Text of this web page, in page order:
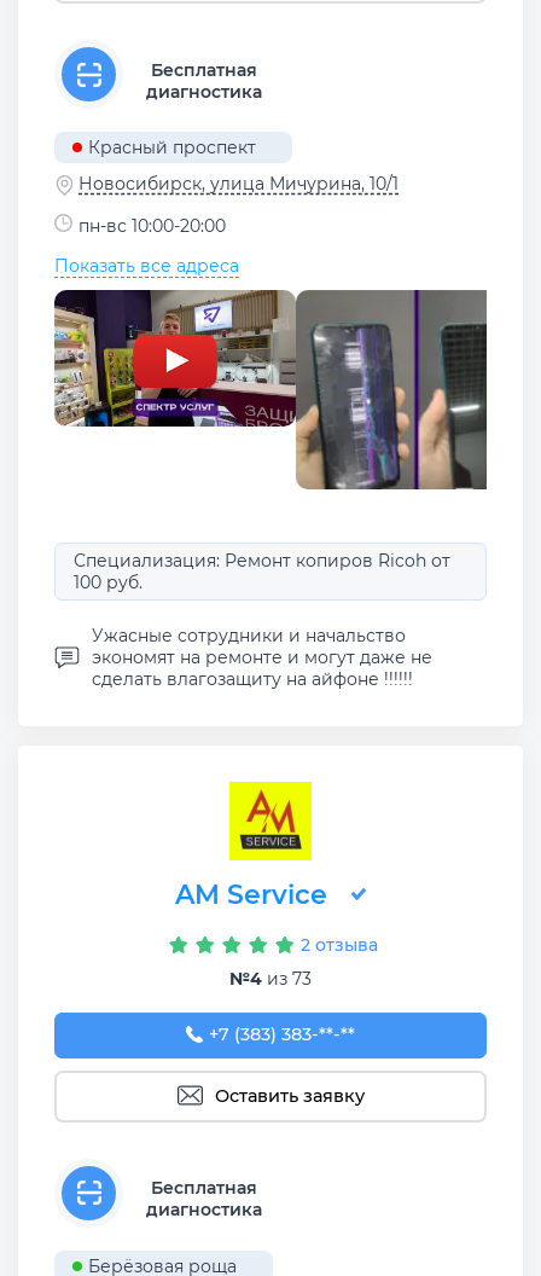
Бесплатная
диагностика
Красный проспект
Новосибирск, улица Мичурина, 10/1
пн-вс 10:00-20:00
Показать все адреса
Специализация: Ремонт копиров Ricoh от
100 руб.
Ужасные сотрудники и начальство
экономят на ремонте и могут даже не
сделать влагозащиту на айфоне !!!!!!
AM Service
2 отзыва
№4 из 73
+7 (383) 383-65-03
+7 (383) 383-**-**
Оставить заявку
Бесплатная
диагностика
Берёзовая роща